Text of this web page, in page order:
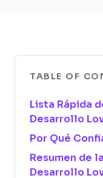
TABLE OF
Lista Rápida
Desarrollo
Por Qué
Resumen de
Desarrollo